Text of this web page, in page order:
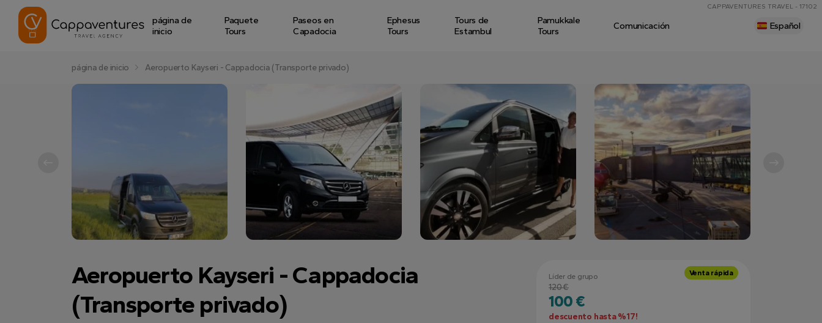
CAPPAVENTURES TRAVEL - 17102
página de
inicio
Paquete
Tours
Paseos en
Capadocia
Ephesus
Tours
Tours de
Estambul
Pamukkale
Tours
Comunicación Español
página de inicio Aeropuerto Kayseri - Cappadocia (Transporte privado)
Aeropuerto Kayseri - Cappadocia
(Transporte privado)
Líder de grupo
120 €
100 €
descuento hasta %17!
Venta rápida